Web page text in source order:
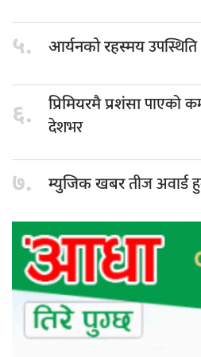
५. आर्यनको रहस्मयउपस्थिति
६. प्रिमियरमै प्रशंसापाएको
देशभर
७. म्युजिक खबरतीज अवार्ड